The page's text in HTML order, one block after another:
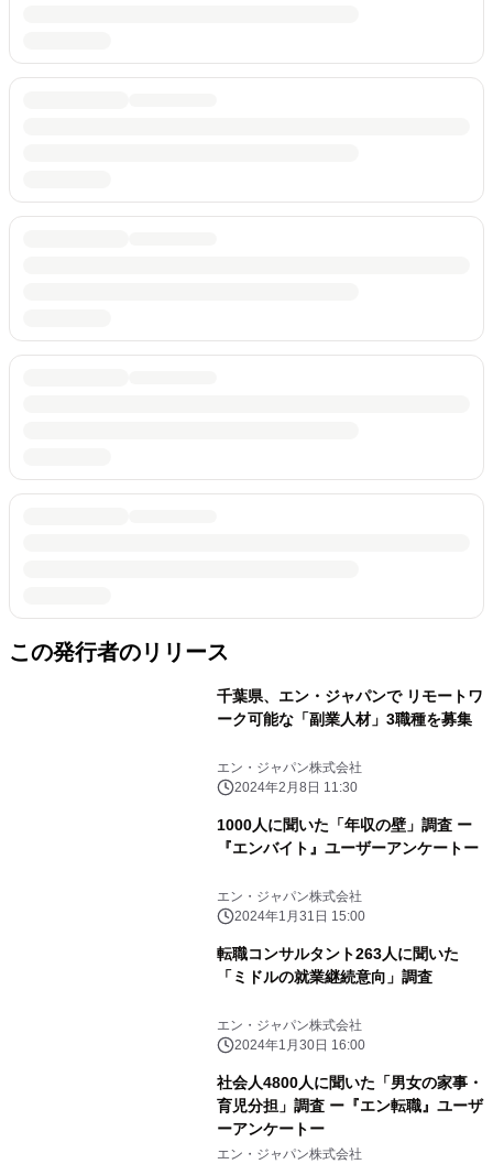
この発行者のリリース
千葉県、エン・ジャパンで リモートワ
ーク可能な「副業人材」3職種を募集
エン・ジャパン株式会社
2024年2月8日 11:30
1000人に聞いた「年収の壁」調査 ー
『エンバイト』ユーザーアンケートー
エン・ジャパン株式会社
2024年1月31日 15:00
転職コンサルタント263人に聞いた
「ミドルの就業継続意向」調査
エン・ジャパン株式会社
2024年1月30日 16:00
社会人4800人に聞いた「男女の家事・
育児分担」調査 ー『エン転職』ユーザ
ーアンケートー
エン・ジャパン株式会社